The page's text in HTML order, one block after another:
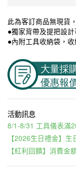
此為客訂商品無現貨
●獨家背帶及提把設
●內附工具收納袋，
8/1-8/31 工具儀表滿
【2026生日禮金】
【紅利回饋】消費金